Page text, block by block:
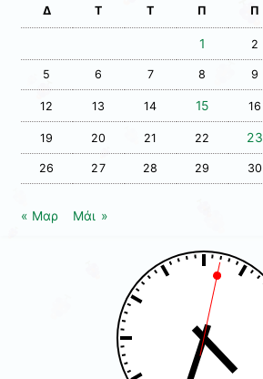
Δ Τ Τ Π Π
1 2
5 6 7 8 9
12 13 14 15 16
19 20 21 22 23
26 27 28 29 30
« Μαρ Μάι »